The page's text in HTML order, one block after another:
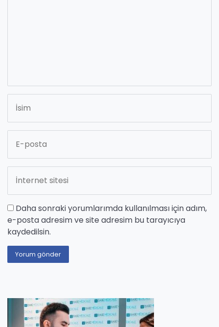
Daha sonraki yorumlarımda kullanılması için adım,
e-posta adresim ve site adresim bu tarayıcıya
kaydedilsin.